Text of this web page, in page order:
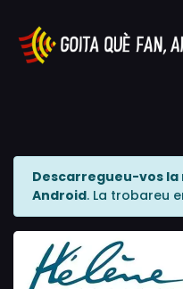
Descarregueu-vos
Android. La trobareu